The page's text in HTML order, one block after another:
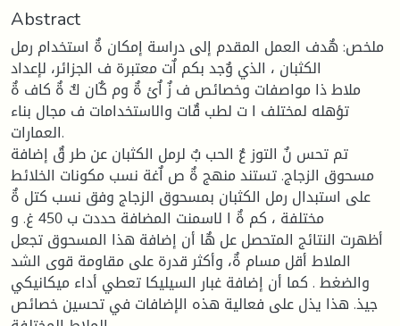
Abstract
ملخص: هٌدف العمل المقدم إلى دراسة إمكان ةٌ استخدام رمل
الكثبان ، الذي وٌجد بكم اٌت معتبرة ف الجزائر، لإعداد
ملاط ذا مواصفات وخصائص ف زٌ اٌئ ةٌ وم كٌان كٌ ةٌ كاف ةٌ
تؤهله لمختلف ا ت لطب قٌات والاستخدامات ف مجال بناء
العمارات.
تم تحس نٌ التوز عٌ الحب بٌ لرمل الكثبان عن طر قٌ إضافة
مسحوق الزجاج. تستند منهج ةٌ ص اٌغة نسب مكونات الخلائط
على استبدال رمل الكثبان بمسحوق الزجاج وفق نسب كتل ةٌ
مختلفة ، كم ةٌ ا لاسمنت المضافة حددت ب 450 غ. و
أظهرت النتائج المتحصل عل هٌا أن إضافة هذا المسحوق تجعل
الملاط أقل مسام ةٌ، وأكثر قدرة على مقاومة قوى الشد
والضغط . كما أن إضافة غبار السيليكا تعطي أداء ميكانيكي
جيذ. هذا يذل على فعالية هذه الإضافات في تحسين خصائص